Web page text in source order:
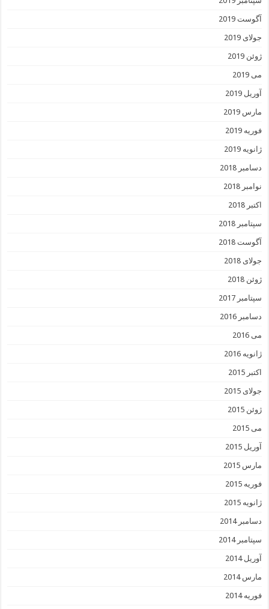
آگوست 2019
جولای 2019
ژوئن 2019
می 2019
آوریل 2019
مارس 2019
فوریه 2019
ژانویه 2019
دسامبر 2018
نوامبر 2018
اکتبر 2018
سپتامبر 2018
آگوست 2018
جولای 2018
ژوئن 2018
سپتامبر 2017
دسامبر 2016
می 2016
ژانویه 2016
اکتبر 2015
جولای 2015
ژوئن 2015
می 2015
آوریل 2015
مارس 2015
فوریه 2015
ژانویه 2015
دسامبر 2014
سپتامبر 2014
آوریل 2014
مارس 2014
فوریه 2014